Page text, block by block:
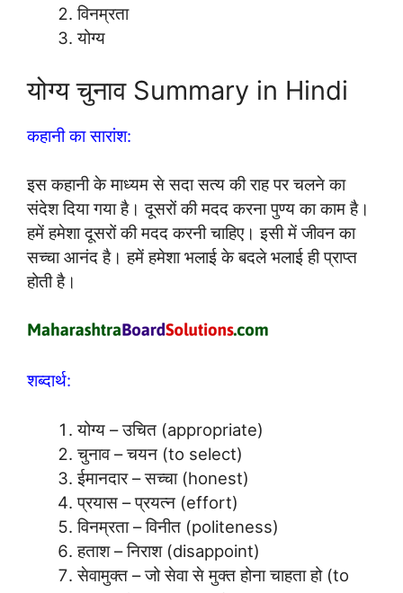
विनम्रता
योग्य
योग्‍य चुनाव Summary in Hindi
कहानी का सारांश:
इस कहानी के माध्यम से सदा सत्य की राह पर चलने का
संदेश दिया गया है। दूसरों की मदद करना पुण्य का काम है।
हमें हमेशा दूसरों की मदद करनी चाहिए। इसी में जीवन का
सच्चा आनंद है। हमें हमेशा भलाई के बदले भलाई ही प्राप्त
होती है।
शब्दार्थ:
योग्य – उचित (appropriate)
चुनाव – चयन (to select)
ईमानदार – सच्चा (honest)
प्रयास – प्रयत्न (effort)
विनम्रता – विनीत (politeness)
हताश – निराश (disappoint)
सेवामुक्त – जो सेवा से मुक्त होना चाहता हो (to